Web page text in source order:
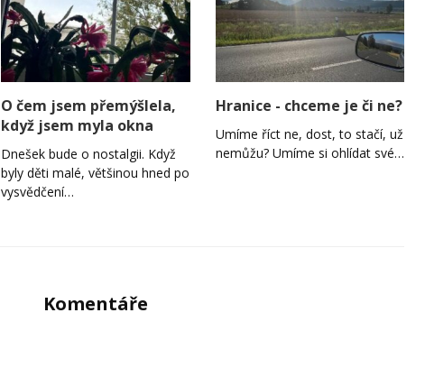
O čem jsem přemýšlela,
když jsem myla okna
Dnešek bude o nostalgii. Když
byly děti malé, většinou hned po
vysvědčení…
Hranice - chceme je či ne?
Umíme říct ne, dost, to stačí, už
nemůžu? Umíme si ohlídat své…
Komentáře